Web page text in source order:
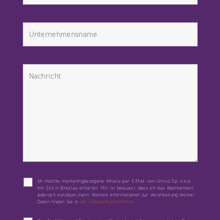
Ich möchte marketingbezogene Inhalte per E-Mail von Univio Sp. z o.o.
mit Sitz in Breslau erhalten. Mir ist bewusst, dass ich das Abonnement
jederzeit kündigen kann. Weitere Informationen zur Verarbeitung meiner
Daten finden Sie in der Datenschutzrichtlinie.